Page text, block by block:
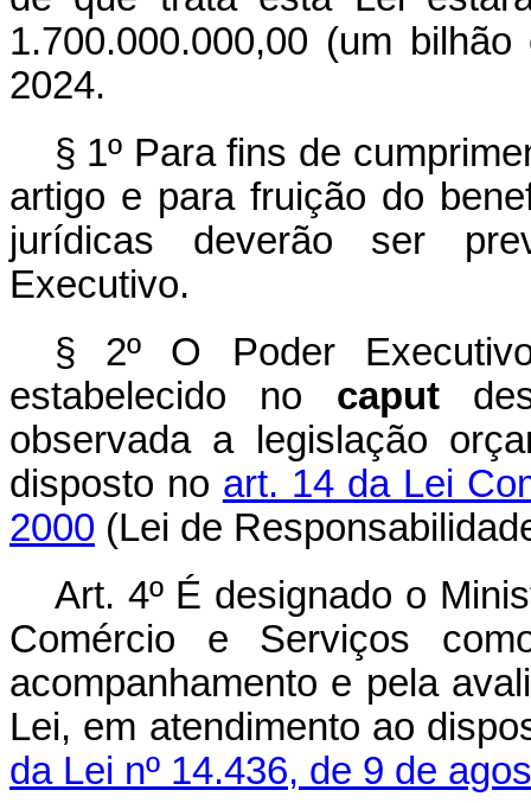
1.700.000.000,00 (um
2024.
§ 1º Para fins de
artigo e para fruição do
jurídicas deverão ser
Executivo.
§ 2º O Poder
estabelecido no caput
observada a legislação
disposto no art. 14 da Lei
2000 (Lei de
Art. 4º É designado o
Comércio e Serviços
acompanhamento e pela
Lei, em atendimento ao
da Lei nº 14.436, de 9 de